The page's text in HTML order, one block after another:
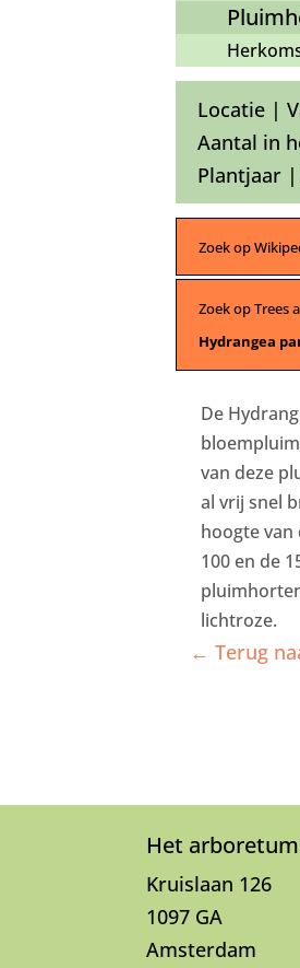
Locatie |
Aantal in
Plantjaar |
Zoek op
Zoek op Trees
Hydrangea
De
van deze
al vrij snel
hoogte van
100 en de
lichtroze.
← Terug
Het
Kruislaan 126
1097 GA
Amsterdam